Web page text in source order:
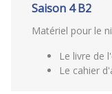
Saison 4 B2
Matériel pour le
Le livre de
Le cahier